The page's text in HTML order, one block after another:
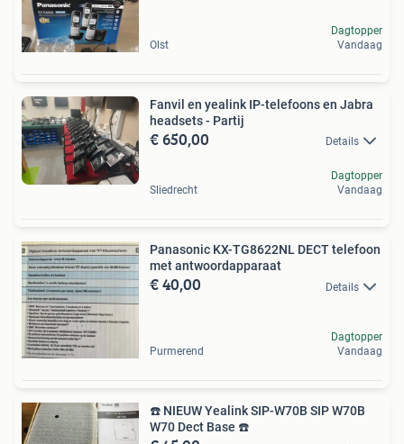
Olst
Dagtopper
Vandaag
Fanvil en yealink IP-telefoons en Jabra
headsets - Partij
€ 650,00 Details
Sliedrecht
Dagtopper
Vandaag
Panasonic KX-TG8622NL DECT telefoon
met antwoordapparaat
€ 40,00 Details
Purmerend
Dagtopper
Vandaag
☎️ NIEUW Yealink SIP-W70B SIP W70B
W70 Dect Base ☎️